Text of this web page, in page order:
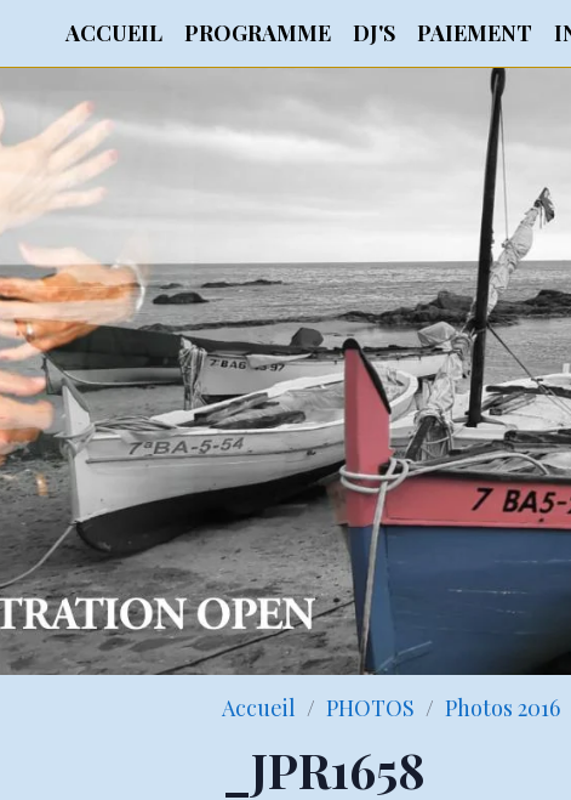
ACCUEIL PROGRAMME DJ'S PAIEMENT
Accueil PHOTOS Photos 2016
_JPR1658